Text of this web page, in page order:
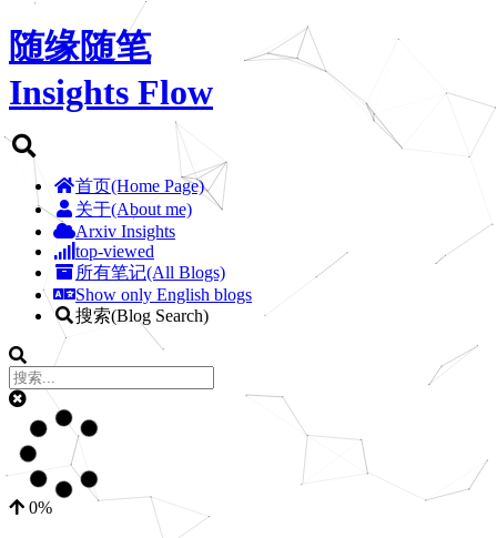
随缘随笔
Insights Flow
首页(Home Page)
关于(About me)
Arxiv Insights
top-viewed
所有笔记(All Blogs)
Show only English blogs
搜索(Blog Search)
0%